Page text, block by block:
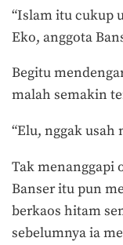
“Islam itu cukup
Eko, anggota
Begitu
malah semakin
“Elu, nggak usah
Tak menanggapi
Banser itu pun
berkaos hitam
sebelumnya ia